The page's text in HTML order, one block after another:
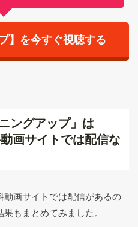
】を今すぐ視聴する
ングアップ」は
画サイトでは配信な
動画サイトでは配信があるの
もまとめてみました。